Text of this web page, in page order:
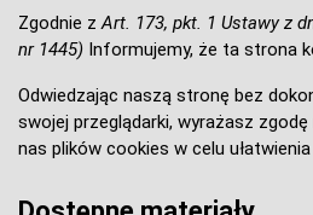
Zgodnie z Art. 173, pkt. 1 Ustawy z
nr 1445) Informujemy, że ta strona
Odwiedzając naszą stronę bez
swojej przeglądarki, wyrażasz
nas plików cookies w celu